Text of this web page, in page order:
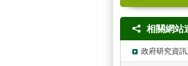
相關網站
政府研究資訊